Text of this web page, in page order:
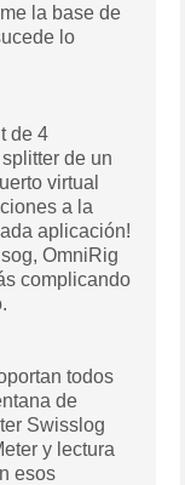
la base de
lo
de 4
de un
virtual
a la
aplicación!
OmniRig
complicando
todos
de
Swisslog
y lectura
esos